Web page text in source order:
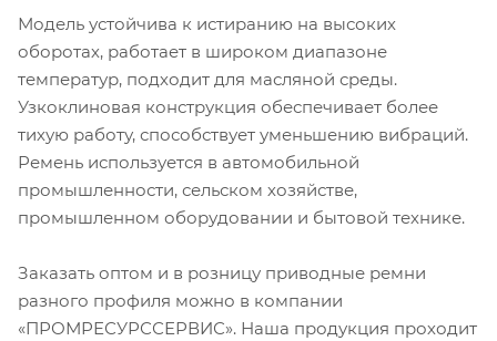
Модель устойчива к истиранию на высоких
оборотах, работает в широком диапазоне
температур, подходит для масляной среды.
Узкоклиновая конструкция обеспечивает более
тихую работу, способствует уменьшению вибраций.
Ремень используется в автомобильной
промышленности, сельском хозяйстве,
промышленном оборудовании и бытовой технике.
Заказать оптом и в розницу приводные ремни
разного профиля можно в компании
«ПРОМРЕСУРССЕРВИС». Наша продукция проходит